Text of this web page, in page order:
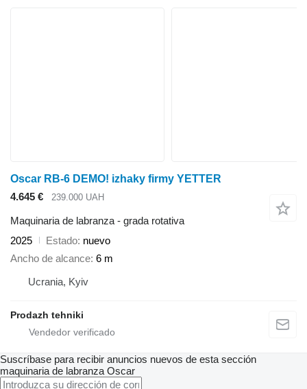
Oscar RB-6 DEMO! izhaky firmy YETTER
4.645 €
239.000 UAH
Maquinaria de labranza - grada rotativa
2025
Estado nuevo
Ancho de alcance 6 m
Ucrania, Kyiv
Prodazh tehniki
Suscríbase para recibir anuncios nuevos de esta sección
maquinaria de labranza Oscar